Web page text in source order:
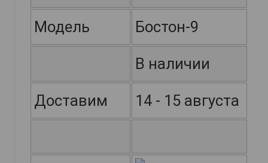
Модель Бостон-9
В наличии
Доставим 14 - 15 августа